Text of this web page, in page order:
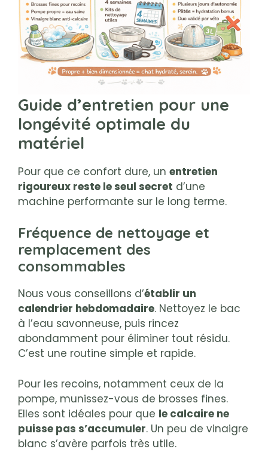
Guide d’entretien pour une
longévité optimale du
matériel
Pour que ce confort dure, un entretien
rigoureux reste le seul secret d’une
machine performante sur le long terme.
Fréquence de nettoyage et
remplacement des
consommables
Nous vous conseillons d’établir un
calendrier hebdomadaire. Nettoyez le bac
à l’eau savonneuse, puis rincez
abondamment pour éliminer tout résidu.
C’est une routine simple et rapide.
Pour les recoins, notamment ceux de la
pompe, munissez-vous de brosses fines.
Elles sont idéales pour que le calcaire ne
puisse pas s’accumuler. Un peu de vinaigre
blanc s’avère parfois très utile.